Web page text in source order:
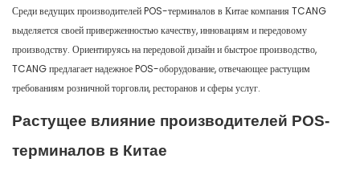
Среди ведущих производителей POS-терминалов в Китае компания TCANG
выделяется своей приверженностью качеству, инновациям и передовому
производству. Ориентируясь на передовой дизайн и быстрое производство,
TCANG предлагает надежное POS-оборудование, отвечающее растущим
требованиям розничной торговли, ресторанов и сферы услуг.
Растущее влияние производителей POS-
терминалов в Китае